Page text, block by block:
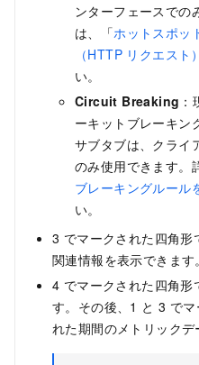
ンターフェースでの
は、「ホットスポッ
（HTTP リクエスト
い。
Circuit Breaking
ーキットブレーキン
サブタブは、クライ
のみ使用できます。
ブレーキングルール
い。
3 でマークされた四角
関連情報を表示できます。
4 でマークされた四角形
す。その後、1 と 3 で
れた期間のメトリックデ